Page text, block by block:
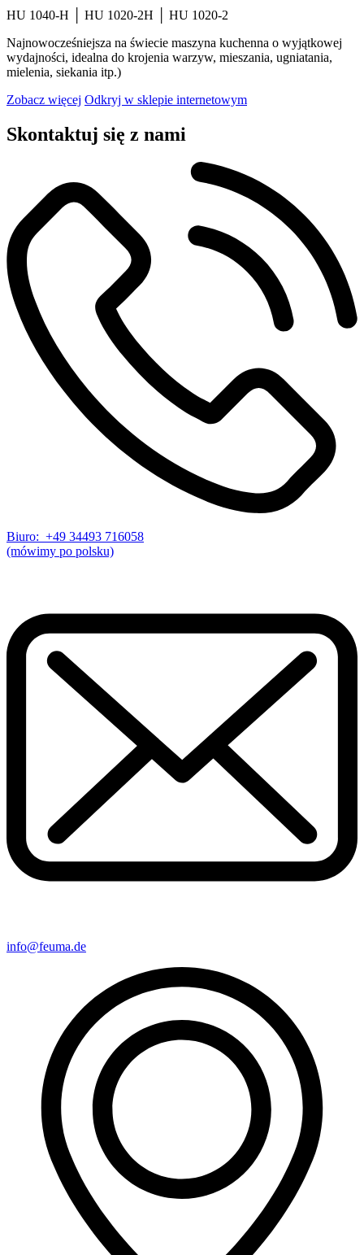
HU 1040-H │ HU 1020-2H │ HU 1020-2
Najnowocześniejsza na świecie maszyna kuchenna o wyjątkowej
wydajności, idealna do krojenia warzyw, mieszania, ugniatania,
mielenia, siekania itp.)
Zobacz więcej Odkryj w sklepie internetowym
Skontaktuj się z nami
Biuro: +49 34493 716058
(mówimy po polsku)
info@feuma.de